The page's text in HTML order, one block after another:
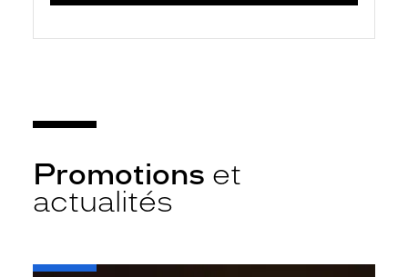
Promotions et
actualités
-